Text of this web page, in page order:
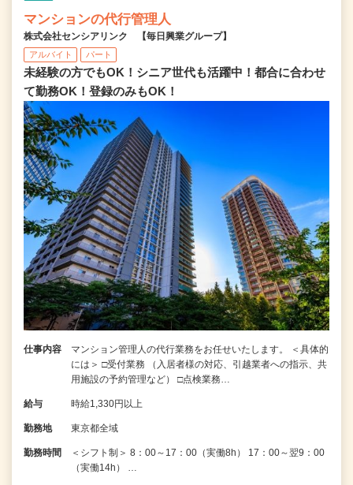
マンションの代行管理人
株式会社センシアリンク 【毎日興業グループ】
アルバイト パート
未経験の方でもOK！シニア世代も活躍中！都合に合わせ
て勤務OK！登録のみもOK！
仕事内容
マンション管理人の代行業務をお任せいたします。 ＜具体的
には＞ □受付業務 （入居者様の対応、引越業者への指示、共
用施設の予約管理など） □点検業務…
給与 時給1,330円以上
勤務地 東京都全域
勤務時間
＜シフト制＞ 8：00～17：00（実働8h） 17：00～翌9：00
（実働14h） …